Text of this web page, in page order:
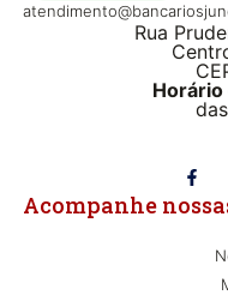
Acompanhe
Rua